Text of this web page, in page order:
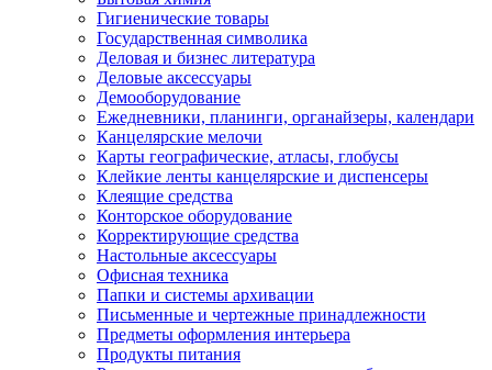
Гигиенические товары
Государственная символика
Деловая и бизнес литература
Деловые аксессуары
Демооборудование
Ежедневники, планинги, органайзеры, календари
Канцелярские мелочи
Карты географические, атласы, глобусы
Клейкие ленты канцелярские и диспенсеры
Клеящие средства
Конторское оборудование
Корректирующие средства
Настольные аксессуары
Офисная техника
Папки и системы архивации
Письменные и чертежные принадлежности
Предметы оформления интерьера
Продукты питания